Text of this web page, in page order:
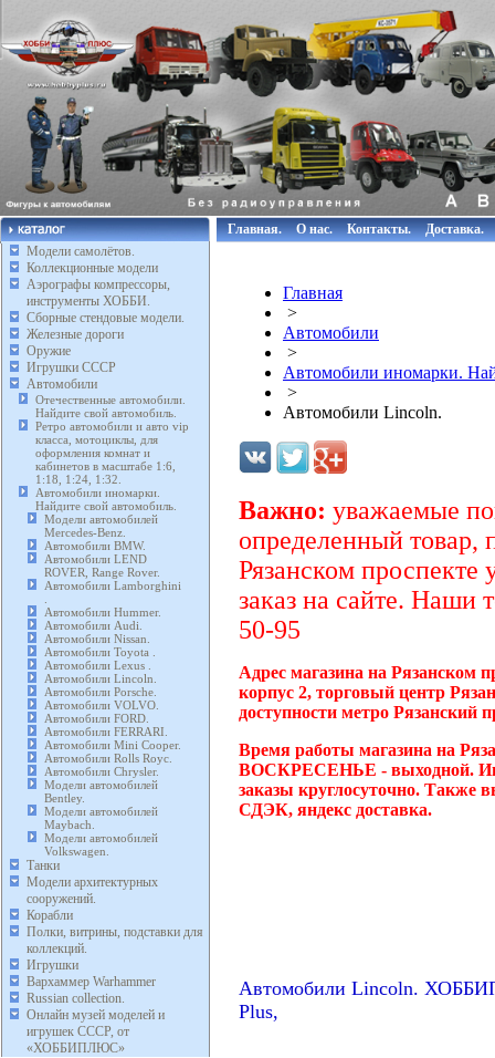
Модели самолётов.
Коллекционные модели
Аэрографы компрессоры,
инструменты ХОББИ.
Сборные стендовые модели.
Железные дороги
Оружие
Игрушки СССР
Автомобили
Отечественные автомобили.
Найдите свой автомобиль.
Ретро автомобили и авто vip
класса, мотоциклы, для
оформления комнат и
кабинетов в масштабе 1:6,
1:18, 1:24, 1:32.
Автомобили иномарки.
Найдите свой автомобиль.
Модели автомобилей
Mercedes-Benz.
Автомобили BMW.
Автомобили LEND
ROVER, Range Rover.
Автомобили Lamborghini
Автомобили Hummer.
Автомобили Audi.
Автомобили Nissan.
Автомобили Toyota .
Автомобили Lexus .
Автомобили Lincoln.
Автомобили Porsche.
Автомобили VOLVO.
Автомобили FORD.
Автомобили FERRARI.
Автомобили Mini Cooper.
Автомобили Rolls Royc.
Автомобили Chrysler.
Модели автомобилей
Bentley.
Модели автомобилей
Maybach.
Модели автомобилей
Volkswagen.
Танки
Модели архитектурных
сооружений.
Корабли
Полки, витрины, подставки для
коллекций.
Игрушки
Вархаммер Warhammer
Russian collection.
Онлайн музей моделей и
игрушек СССР, от
«ХОББИПЛЮС»
Главная. О нас. Контакты. Доставка.
Главная
>
Автомобили
>
Автомобили иномарки.
>
Автомобили Lincoln.
Важно: уважаемые
определенный товар,
Рязанском проспекте
заказ на сайте. Наши
50-95
Адрес магазина на Рязанском
корпус 2, торговый центр
доступности метро Рязанский
Время работы магазина на
ВОСКРЕСЕНЬЕ - выходной.
заказы круглосуточно. Также
СДЭК, яндекс доставка.
Автомобили Lincoln.
Plus,